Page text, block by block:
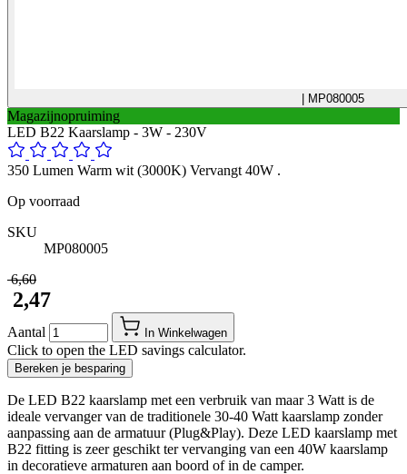
| MP080005
Magazijnopruiming
LED B22 Kaarslamp - 3W - 230V
350 Lumen Warm wit (3000K) Vervangt 40W .
Op voorraad
SKU
MP080005
​ 6,60
​ 2,47
Aantal In Winkelwagen
Click to open the LED savings calculator.
Bereken je besparing
De LED B22 kaarslamp met een verbruik van maar 3 Watt is de
ideale vervanger van de traditionele 30-40 Watt kaarslamp zonder
aanpassing aan de armatuur (Plug&Play). Deze LED kaarslamp met
B22 fitting is zeer geschikt ter vervanging van een 40W kaarslamp
in decoratieve armaturen aan boord of in de camper.